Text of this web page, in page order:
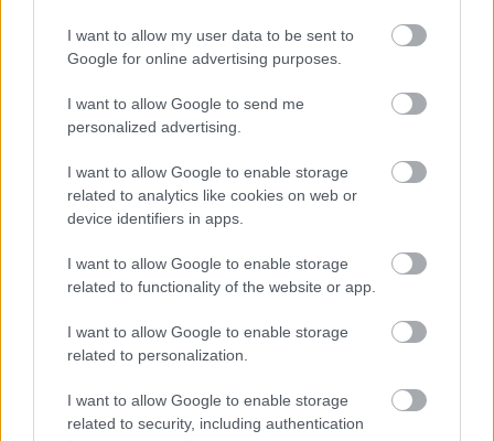
I want to allow my user data to be sent to
Google for online advertising purposes.
I want to allow Google to send me
personalized advertising.
I want to allow Google to enable storage
related to analytics like cookies on web or
device identifiers in apps.
I want to allow Google to enable storage
related to functionality of the website or app.
I want to allow Google to enable storage
related to personalization.
I want to allow Google to enable storage
related to security, including authentication